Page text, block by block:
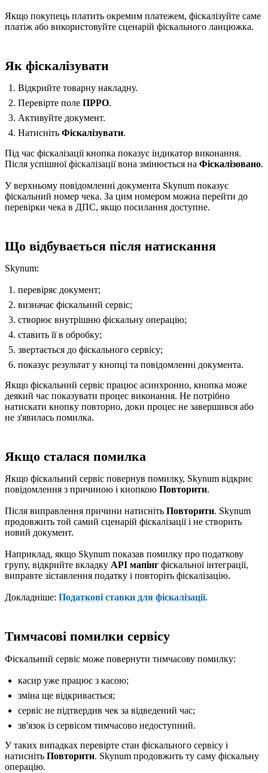
Якщо покупець платить окремим платежем, фіскалізуйте саме
платіж або використовуйте сценарій фіскального ланцюжка.
Як фіскалізувати
Відкрийте товарну накладну.
Перевірте поле ПРРО.
Активуйте документ.
Натисніть Фіскалізувати.
Під час фіскалізації кнопка показує індикатор виконання.
Після успішної фіскалізації вона змінюється на Фіскалізовано.
У верхньому повідомленні документа Skynum показує
фіскальний номер чека. За цим номером можна перейти до
перевірки чека в ДПС, якщо посилання доступне.
Що відбувається після натискання
Skynum:
перевіряє документ;
визначає фіскальний сервіс;
створює внутрішню фіскальну операцію;
ставить її в обробку;
звертається до фіскального сервісу;
показує результат у кнопці та повідомленні документа.
Якщо фіскальний сервіс працює асинхронно, кнопка може
деякий час показувати процес виконання. Не потрібно
натискати кнопку повторно, доки процес не завершився або
не з'явилась помилка.
Якщо сталася помилка
Якщо фіскальний сервіс повернув помилку, Skynum відкриє
повідомлення з причиною і кнопкою Повторити.
Після виправлення причини натисніть Повторити. Skynum
продовжить той самий сценарій фіскалізації і не створить
новий документ.
Наприклад, якщо Skynum показав помилку про податкову
групу, відкрийте вкладку API мапінг фіскальної інтеграції,
виправте зіставлення податку і повторіть фіскалізацію.
Докладніше: Податкові ставки для фіскалізації.
Тимчасові помилки сервісу
Фіскальний сервіс може повернути тимчасову помилку:
касир уже працює з касою;
зміна ще відкривається;
сервіс не підтвердив чек за відведений час;
зв'язок із сервісом тимчасово недоступний.
У таких випадках перевірте стан фіскального сервісу і
натисніть Повторити. Skynum продовжить ту саму фіскальну
операцію.